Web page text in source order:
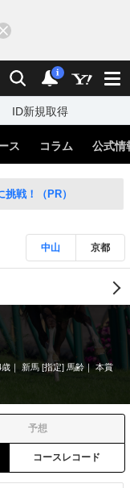
検索 通知
i
ID新規取得
ス コラム 公式情
戦！（PR）
中山 京都
歳 新馬 [指定] 馬齢
本賞
予想
コースレコード